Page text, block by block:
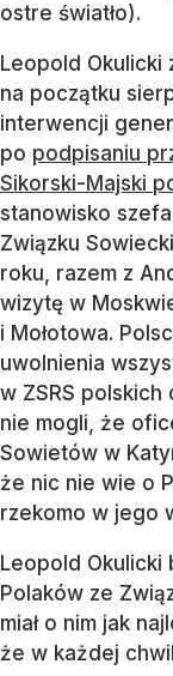
ostre światło).
Leopold Okulicki
na początku
interwencji
po podpisaniu
Sikorski-Majski
stanowisko
Związku
roku, razem z
wizytę w
i Mołotowa.
uwolnienia
w ZSRS
nie mogli, że
Sowietów w
że nic nie wie o
rzekomo w jego
Leopold Okulicki
Polaków ze
miał o nim jak
że w każdej